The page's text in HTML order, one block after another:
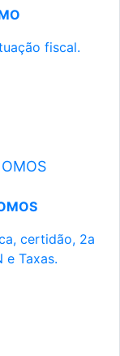
fiscal.
certidão, 2a
e Taxas.